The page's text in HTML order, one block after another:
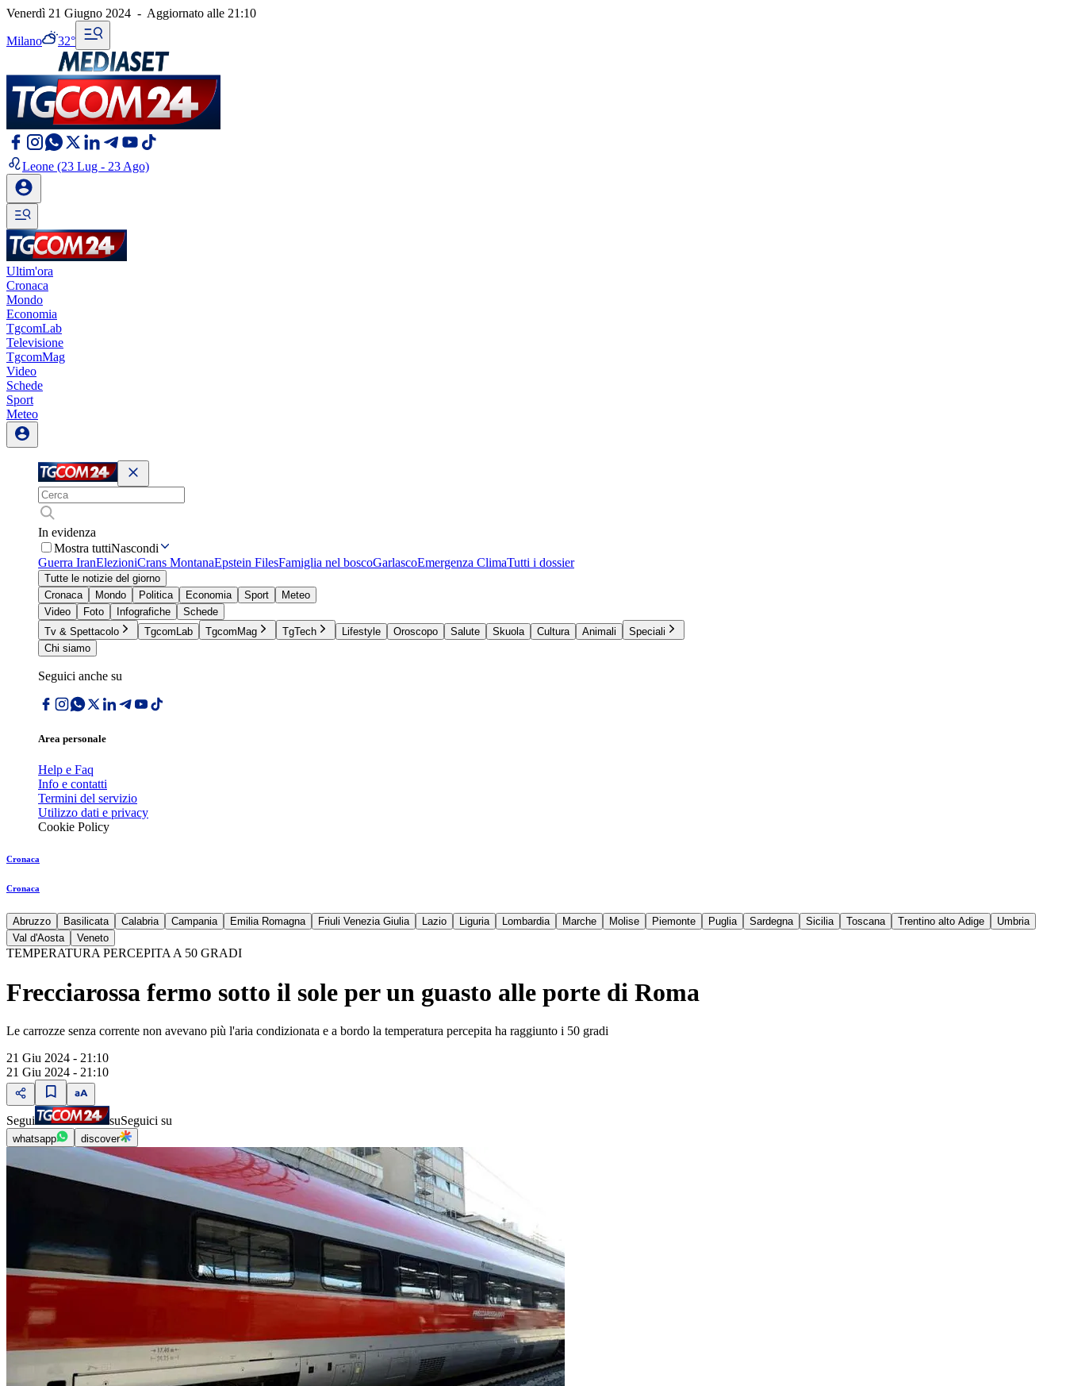
Venerdì 21 Giugno 2024 - Aggiornato alle 21:10
Milano 32°
Leone (23 Lug - 23 Ago)
Ultim'ora
Cronaca
Mondo
Economia
TgcomLab
Televisione
TgcomMag
Video
Schede
Sport
Meteo
In evidenza
Mostra tuttiNascondi
Guerra IranElezioniCrans MontanaEpstein FilesFamiglia nel boscoGarlascoEmergenza ClimaTutti i dossier
Tutte le notizie del giorno
Cronaca
Mondo Politica Economia Sport
Meteo
Video
Foto Infografiche
Schede
Tv & Spettacolo
TgcomLab TgcomMag TgTech Lifestyle Oroscopo Salute Skuola Cultura Animali
Speciali
Chi siamo
Seguici anche su
Area personale
Help e Faq
Info e contatti
Termini del servizio
Utilizzo dati e privacy
Cookie Policy
Cronaca
Cronaca
Abruzzo Basilicata Calabria Campania Emilia Romagna Friuli Venezia Giulia Lazio Liguria Lombardia Marche Molise Piemonte Puglia Sardegna Sicilia Toscana Trentino alto Adige
Umbria
Val d'Aosta
Veneto
TEMPERATURA PERCEPITA A 50 GRADI
Frecciarossa fermo sotto il sole per un guasto alle porte di Roma
Le carrozze senza corrente non avevano più l'aria condizionata e a bordo la temperatura percepita ha raggiunto i 50 gradi
21 Giu 2024 - 21:10
21 Giu 2024 - 21:10
Segui suSeguici su
whatsapp discover